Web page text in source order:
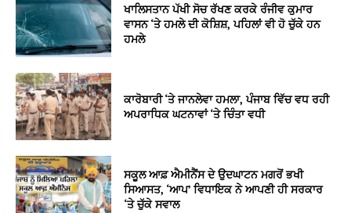
ਖਾਲਿਸਤਾਨ ਪੱਖੀ ਸੋਚ ਰੱਖਣ ਕਰਕੇ ਰੰਜੀਵ ਕੁਮਾਰ
ਵਾਸਨ ‘ਤੇ ਹਮਲੇ ਦੀ ਕੋਸ਼ਿਸ਼, ਪਹਿਲਾਂ ਵੀ ਹੋ ਚੁੱਕੇ ਹਨ
ਹਮਲੇ
ਕਾਰੋਬਾਰੀ ‘ਤੇ ਜਾਨਲੇਵਾ ਹਮਲਾ, ਪੰਜਾਬ ਵਿੱਚ ਵਧ ਰਹੀ
ਅਪਰਾਧਿਕ ਘਟਨਾਵਾਂ ‘ਤੇ ਚਿੰਤਾ ਵਧੀ
ਸਕੂਲ ਆਫ਼ ਐਮੀਨੈਂਸ ਦੇ ਉਦਘਾਟਨ ਮਗਰੋਂ ਭਖੀ
ਸਿਆਸਤ, ‘ਆਪ’ ਵਿਧਾਇਕ ਨੇ ਆਪਣੀ ਹੀ ਸਰਕਾਰ
‘ਤੇ ਚੁੱਕੇ ਸਵਾਲ